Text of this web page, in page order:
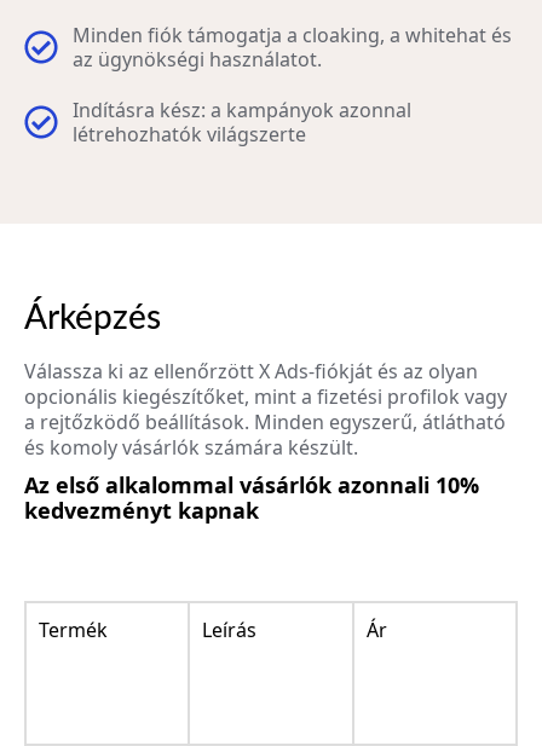
Minden fiók támogatja a cloaking, a whitehat és
az ügynökségi használatot.
Indításra kész: a kampányok azonnal
létrehozhatók világszerte
Árképzés
Válassza ki az ellenőrzött X Ads-fiókját és az olyan
opcionális kiegészítőket, mint a fizetési profilok vagy
a rejtőzködő beállítások. Minden egyszerű, átlátható
és komoly vásárlók számára készült.
Az első alkalommal vásárlók azonnali 10%
kedvezményt kapnak
Termék Leírás Ár